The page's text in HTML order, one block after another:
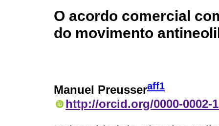
O acordo comercial
do movimento
Manuel Preusseraff1
http://orcid.org/0000-0002-